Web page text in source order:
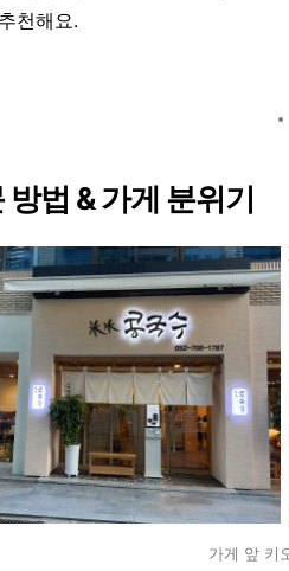
천해요.
방법 & 가게 분위기
가게 앞 키